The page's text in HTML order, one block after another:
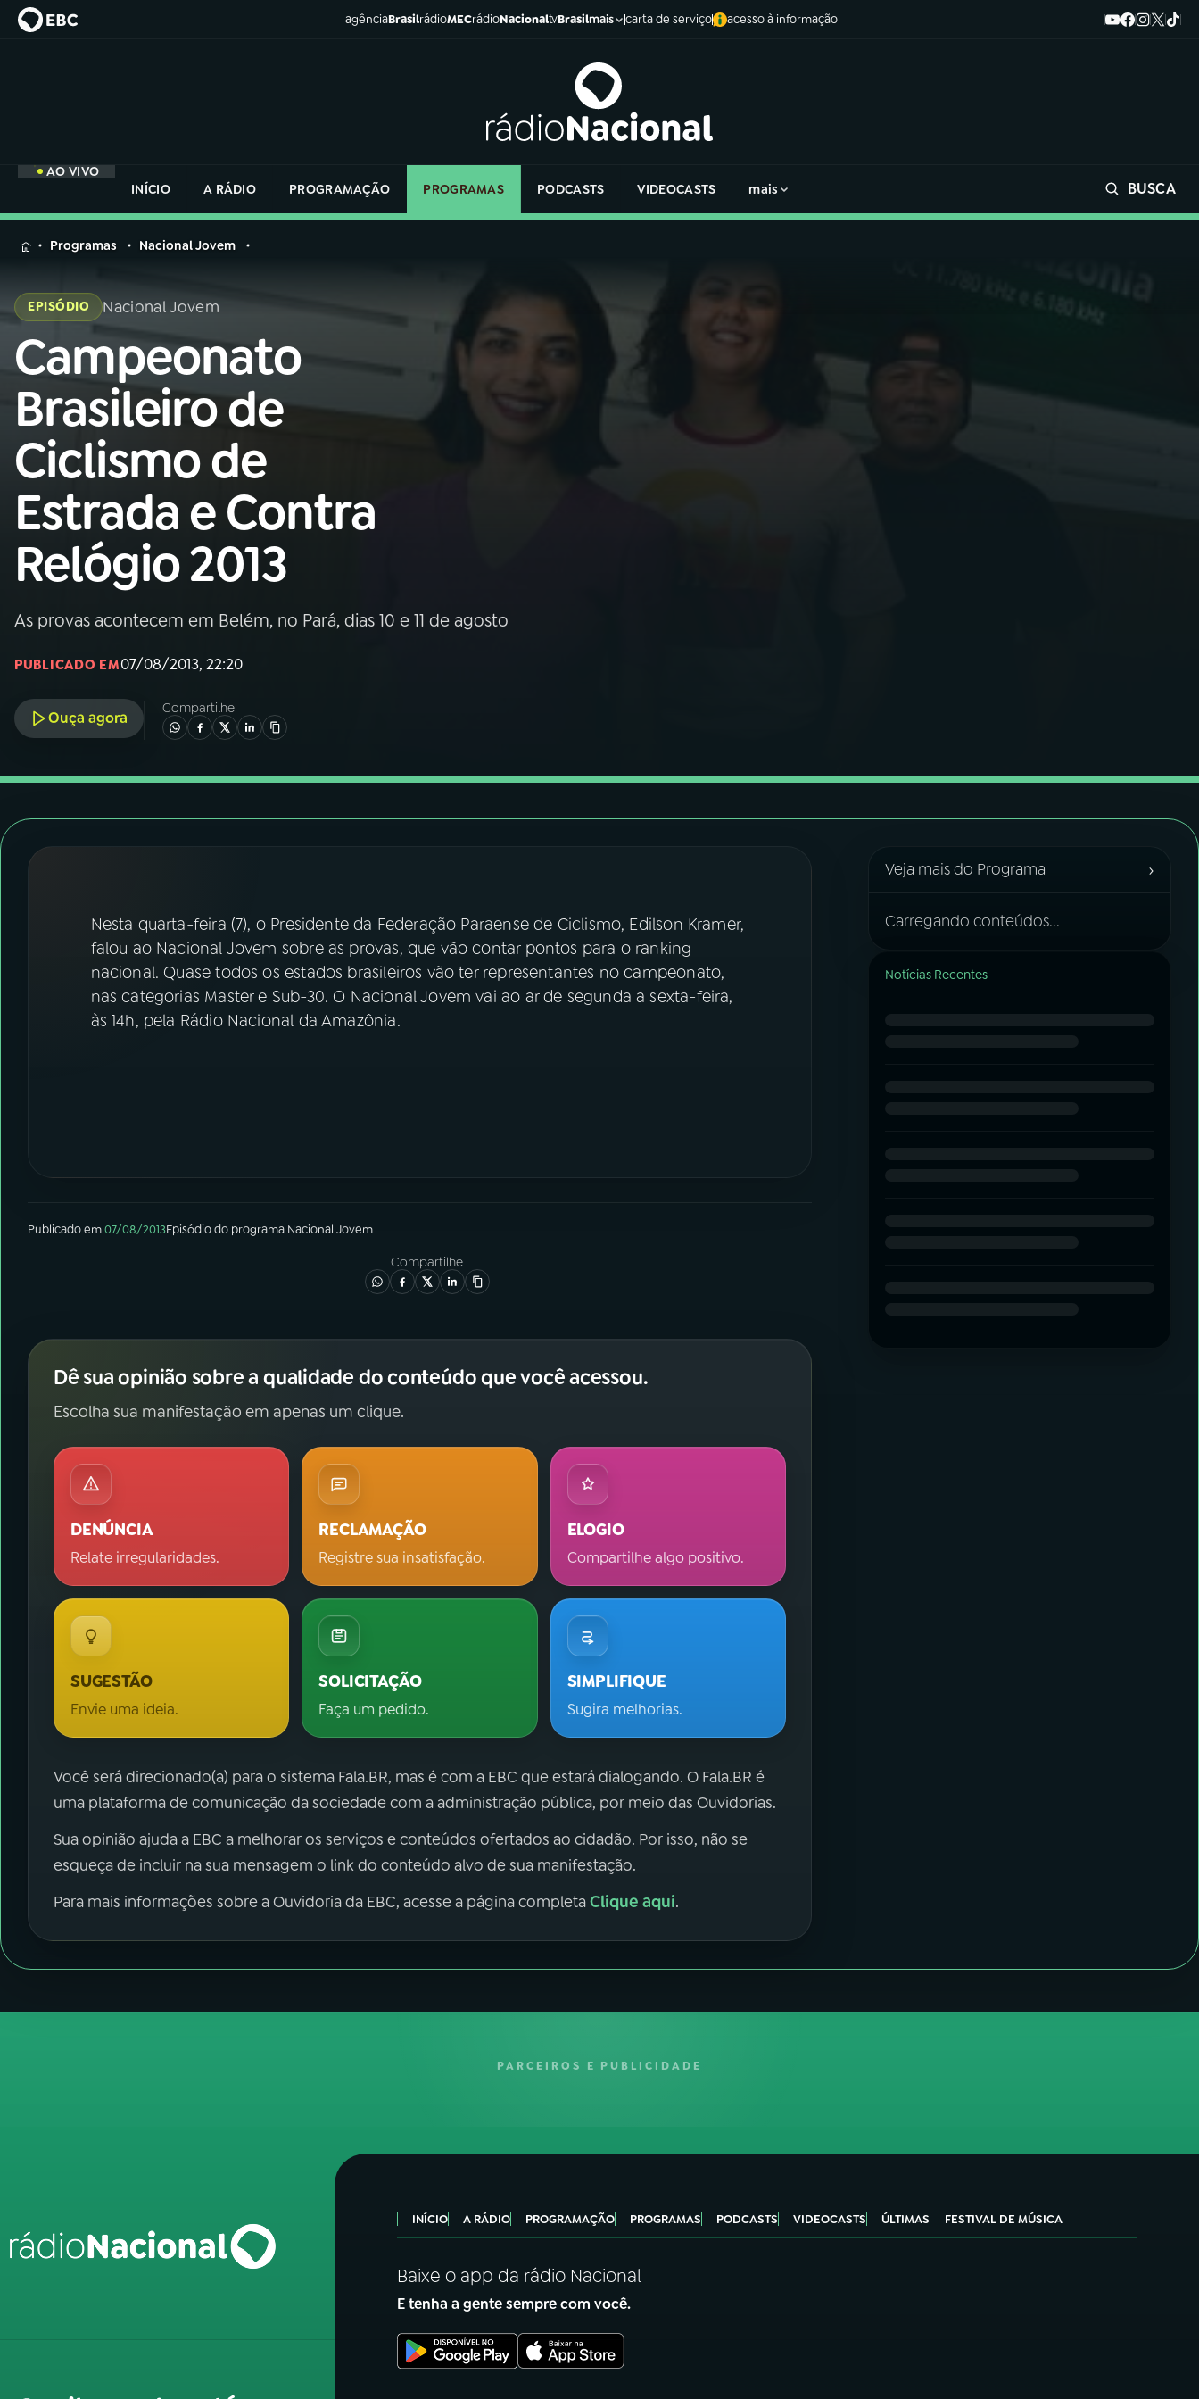
agênciaBrasilrádioMECrádioNacionaltvBrasilmais carta de serviço acesso à informação
AO VIVO
INÍCIO
A RÁDIO PROGRAMAÇÃO PROGRAMAS PODCASTS VIDEOCASTS mais BUSCA
MENU
Buscar
na
Rádio
Nacional
AO VIVO
01INÍCIO
02 A RÁDIO
03PROGRAMAÇÃO
04PROGRAMAS
ACOMPANHE A RÁDIO NACIONAL
YouTube Facebook
Instagram X
na
Rádio
Programas Nacional Jovem
EPISÓDIO Nacional Jovem
Campeonato
Brasileiro de
Ciclismo de
Estrada e Contra
Relógio 2013
As provas acontecem em Belém, no Pará, dias 10 e 11 de agosto
PUBLICADO EM07/08/2013, 22:20
Ouça agora
Compartilhe
Nesta quarta-feira (7), o Presidente da Federação Paraense de Ciclismo, Edilson Kramer,
falou ao Nacional Jovem sobre as provas, que vão contar pontos para o ranking
nacional. Quase todos os estados brasileiros vão ter representantes no campeonato,
nas categorias Master e Sub-30. O Nacional Jovem vai ao ar de segunda a sexta-feira,
às 14h, pela Rádio Nacional da Amazônia.
Publicado em07/08/2013Episódiodo programa Nacional Jovem
Compartilhe
Dê sua opinião sobre a qualidade do conteúdo que você acessou.
Escolha sua manifestação em apenas um clique.
DENÚNCIA
Relate irregularidades.
RECLAMAÇÃO
Registre sua insatisfação.
ELOGIO
Compartilhe algo positivo.
SUGESTÃO
Envie uma ideia.
SOLICITAÇÃO
Faça um pedido.
SIMPLIFIQUE
Sugira melhorias.
Você será direcionado(a) para o sistema Fala.BR, mas é com a EBC que estará dialogando. O Fala.BR é
uma plataforma de comunicação da sociedade com a administração pública, por meio das Ouvidorias.
Sua opinião ajuda a EBC a melhorar os serviços e conteúdos ofertados ao cidadão. Por isso, não se
esqueça de incluir na sua mensagem o link do conteúdo alvo de sua manifestação.
Para mais informações sobre a Ouvidoria da EBC, acesse a página completaClique aqui.
Veja mais do Programa ›
Carregando conteúdos...
Notícias Recentes
PARCEIROS E PUBLICIDADE
INÍCIO A RÁDIO PROGRAMAÇÃO PROGRAMAS PODCASTS VIDEOCASTS ÚLTIMAS FESTIVAL DE MÚSICA
Baixe o app da rádio Nacional
E tenha a gente sempre com você.